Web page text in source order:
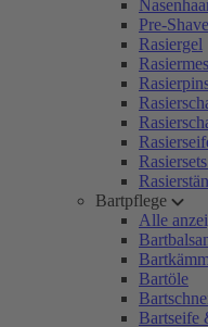
Pre-Shave
Rasiergel
Bartpflege
Alle
Bartöle
Bartseife